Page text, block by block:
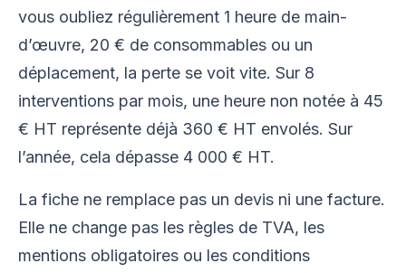
vous oubliez régulièrement 1 heure de main-
d’œuvre, 20 € de consommables ou un
déplacement, la perte se voit vite. Sur 8
interventions par mois, une heure non notée à 45
€ HT représente déjà 360 € HT envolés. Sur
l’année, cela dépasse 4 000 € HT.
La fiche ne remplace pas un devis ni une facture.
Elle ne change pas les règles de TVA, les
mentions obligatoires ou les conditions